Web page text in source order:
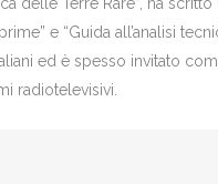
e “Guida all’analisi
ed è spesso invitato
radiotelevisivi.